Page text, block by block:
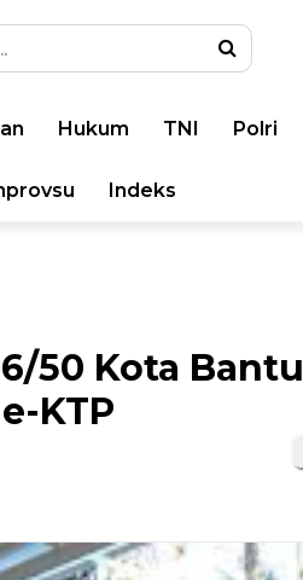
Hukum TNI Polri
Indeks
50 Kota Bantu
KTP